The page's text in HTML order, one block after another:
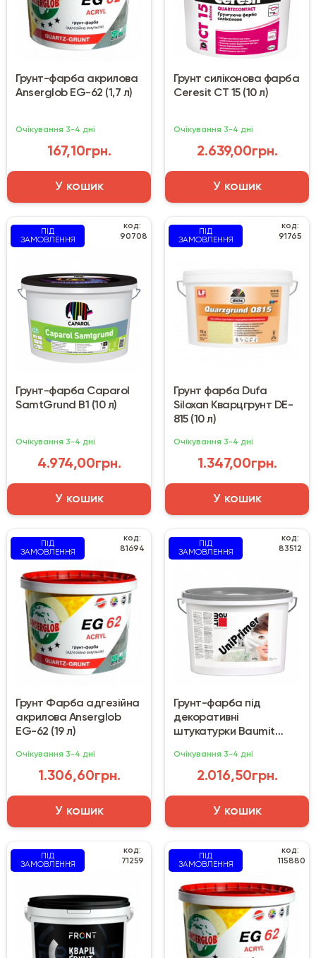
Грунт-фарба акрилова
Anserglob EG-62 (1,7 л)
Очікування 3-4 дні
167,10грн.
У кошик
Грунт силіконова фарба
Ceresit CT 15 (10 л)
Очікування 3-4 дні
2.639,00грн.
У кошик
ПІД
ЗАМОВЛЕННЯ
код:
90708
Грунт-фарба Caparol
SamtGrund B1 (10 л)
Очікування 3-4 дні
4.974,00грн.
У кошик
ПІД
ЗАМОВЛЕННЯ
код:
91765
Грунт фарба Dufa
Siloxan Кварцгрунт DE-
815 (10 л)
Очікування 3-4 дні
1.347,00грн.
У кошик
ПІД
ЗАМОВЛЕННЯ
код:
81694
Грунт Фарба адгезійна
акрилова Anserglob
EG-62 (19 л)
Очікування 3-4 дні
1.306,60грн.
У кошик
ПІД
ЗАМОВЛЕННЯ
код:
83512
Грунт-фарба під
декоративні
штукатурки Baumit
Очікування 3-4 дні
2.016,50грн.
У кошик
ПІД
ЗАМОВЛЕННЯ
код:
71259
ПІД
ЗАМОВЛЕННЯ
код:
115880